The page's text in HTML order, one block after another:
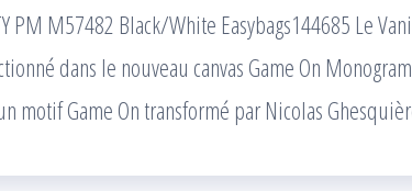
PM M57482 Black/White Easybags144685 Le
dans le nouveau canvas Game On
motif Game On transformé par Nicolas